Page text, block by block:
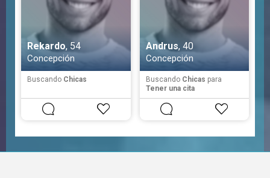
Rekardo, 54
Concepción
Buscando Chicas
Andrus, 40
Concepción
Buscando Chicas para
Tener una cita